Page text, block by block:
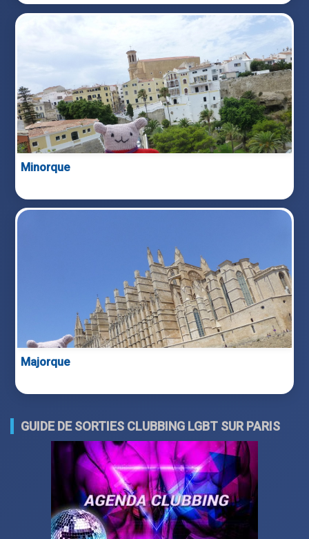
Minorque
Majorque
GUIDE DE SORTIES CLUBBING LGBT SUR PARIS